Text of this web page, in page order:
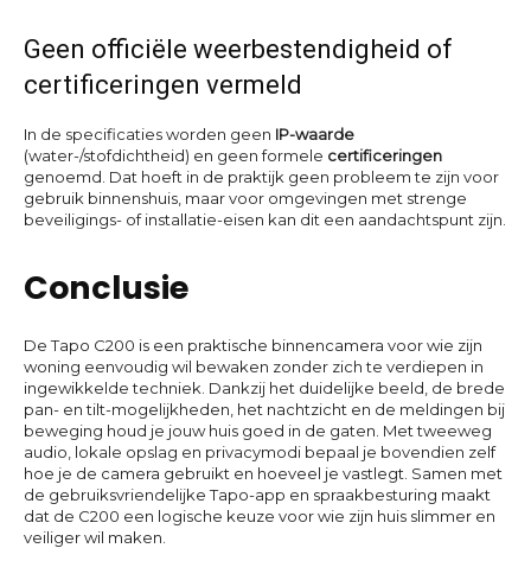
Geen officiële weerbestendigheid of
certificeringen vermeld
In de specificaties worden geen IP-waarde
(water-/stofdichtheid) en geen formele certificeringen
genoemd. Dat hoeft in de praktijk geen probleem te zijn voor
gebruik binnenshuis, maar voor omgevingen met strenge
beveiligings- of installatie-eisen kan dit een aandachtspunt zijn.
Conclusie
De Tapo C200 is een praktische binnencamera voor wie zijn
woning eenvoudig wil bewaken zonder zich te verdiepen in
ingewikkelde techniek. Dankzij het duidelijke beeld, de brede
pan- en tilt-mogelijkheden, het nachtzicht en de meldingen bij
beweging houd je jouw huis goed in de gaten. Met tweeweg
audio, lokale opslag en privacymodi bepaal je bovendien zelf
hoe je de camera gebruikt en hoeveel je vastlegt. Samen met
de gebruiksvriendelijke Tapo-app en spraakbesturing maakt
dat de C200 een logische keuze voor wie zijn huis slimmer en
veiliger wil maken.